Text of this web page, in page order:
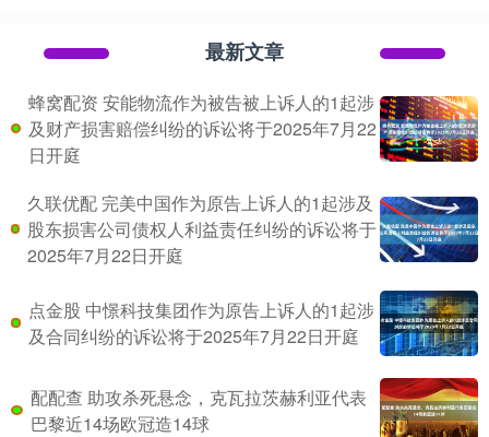
最新文章
蜂窝配资 安能物流作为被告被上诉人的1起涉
及财产损害赔偿纠纷的诉讼将于2025年7月22
日开庭
久联优配 完美中国作为原告上诉人的1起涉及
股东损害公司债权人利益责任纠纷的诉讼将于
2025年7月22日开庭
点金股 中憬科技集团作为原告上诉人的1起涉
及合同纠纷的诉讼将于2025年7月22日开庭
配配查 助攻杀死悬念，克瓦拉茨赫利亚代表
巴黎近14场欧冠造14球